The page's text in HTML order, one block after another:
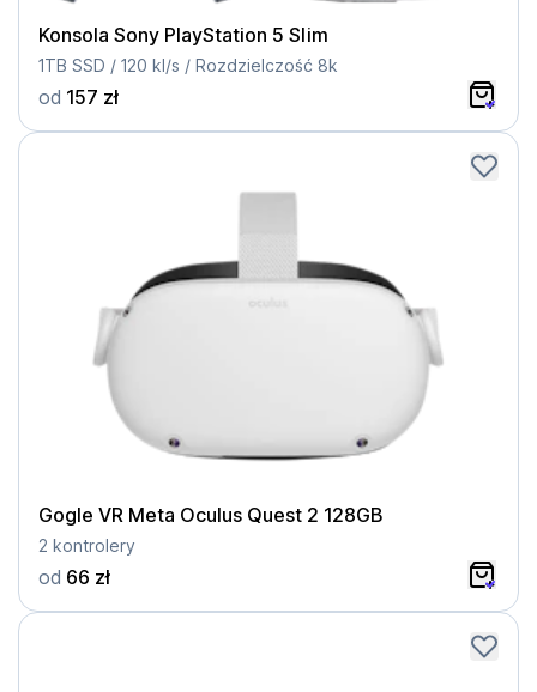
Konsola Sony PlayStation 5 Slim
1TB SSD / 120 kl/s / Rozdzielczość 8k
od 157 zł
Gogle VR Meta Oculus Quest 2 128GB
2 kontrolery
od 66 zł